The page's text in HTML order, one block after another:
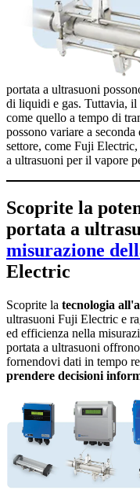
portata a ultrasuoni
di liquidi e gas. Tuttavia,
come quello a tempo di
possono variare a
settore, come Fuji
a ultrasuoni per il vapore
Scoprite la
portata a
misurazione
Electric
Scoprite la tecnologia
ultrasuoni Fuji Electric e
ed efficienza nella
portata a ultrasuoni offrono
fornendovi dati in tempo
prendere decisioni